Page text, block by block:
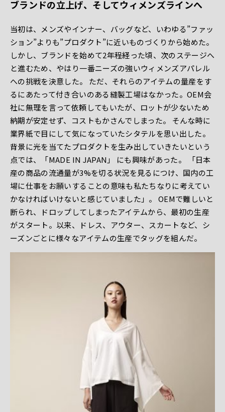
ブランドの立上げ、そしてウィメンズラインへ
当初は、メンズやインナー、バッグなど、いわゆる”ファッ
ション”よりも”プロダクト”に近いものづくりから始めた。
しかし、ブランドを始めて2年程経った頃、次のステージへ
と進むため、やはり一番ニーズの強いウィメンズアパレル
への挑戦を決意した。 ただ、それらのアイテムの量産をす
るにあたって付き合いのある縫製工場はなかった。OEM会
社に無理を言って依頼してもいたが、ロットが少ないため
納期が安定せず、コストもかさんでしまった。 そんな時に
業界紙で目にして気になっていたシタテルを思い出した。
背景に光を当てたプロダクトを生み出していきたいという
点では、「MADE IN JAPAN」 にも興味があった。 「日本
産の商品の流通量が3%を切る状況を見るにつけ、国内の工
場に仕事をお願いすることの意味も私たちなりに考えてい
かなければいけないと感じていました」。 OEMで難しいと
断られ、ドロップしてしまったアイテムから、最初の生産
がスタート。以来、ドレス、アウター、スカートなど、シ
ーズンごとに様々なアイテムの生産でタッグを組んだ。